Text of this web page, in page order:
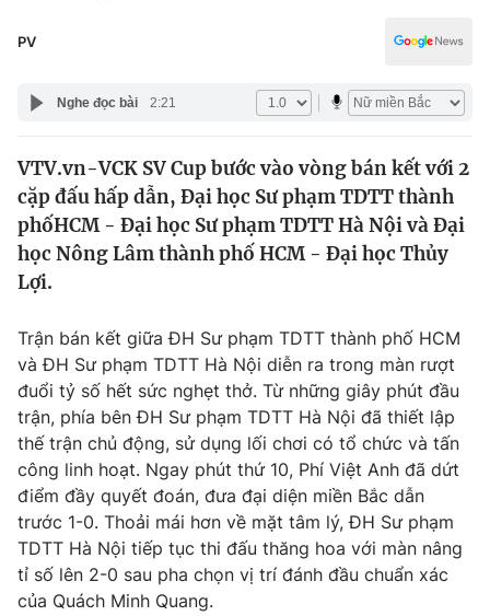
Tin tức
Thế giới đó đây
Câu chuyện quốc tế
Kinh tế
Tài chính
Thị trường
Góc doanh nghiệp
Dữ liệu và đời sống
Truyền hình
Phim VTV
Hậu trường
Nhân vật
Khán giả
Giải sao mai
Giải trí
Điện ảnh
Âm nhạc
Sao
Đời sống
Du lịch
Làm đẹp
Chất lượng cuộc sống
Giáo dục
Tuyển sinh
Học trực tuyến
Công nghệ
PV
Nghe đọc bài 2:21
VTV.vn-VCK SV Cup bước vào vòng bán kết với 2
cặp đấu hấp dẫn, Đại học Sư phạm TDTT thành
phốHCM - Đại học Sư phạm TDTT Hà Nội và Đại
học Nông Lâm thành phố HCM - Đại học Thủy
Lợi.
Trận bán kết giữa ĐH Sư phạm TDTT thành phố HCM
và ĐH Sư phạm TDTT Hà Nội diễn ra trong màn rượt
đuổi tỷ số hết sức nghẹt thở. Từ những giây phút đầu
trận, phía bên ĐH Sư phạm TDTT Hà Nội đã thiết lập
thế trận chủ động, sử dụng lối chơi có tổ chức và tấn
công linh hoạt. Ngay phút thứ 10, Phí Việt Anh đã dứt
điểm đầy quyết đoán, đưa đại diện miền Bắc dẫn
trước 1-0. Thoải mái hơn về mặt tâm lý, ĐH Sư phạm
TDTT Hà Nội tiếp tục thi đấu thăng hoa với màn nâng
tỉ số lên 2-0 sau pha chọn vị trí đánh đầu chuẩn xác
của Quách Minh Quang.